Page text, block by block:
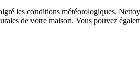
les conditions météorologiques.
de votre maison. Vous pouvez